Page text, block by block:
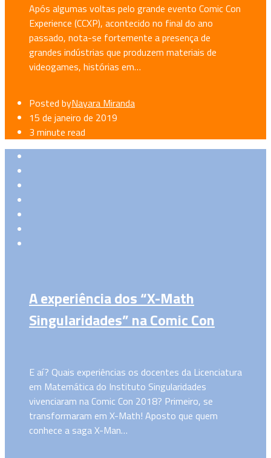
Após algumas voltas pelo grande evento Comic Con
Experience (CCXP), acontecido no final do ano
passado, nota-se fortemente a presença de
grandes indústrias que produzem materiais de
videogames, histórias em…
Posted byNayara Miranda
15 de janeiro de 2019
3 minute read
A experiência dos “X-Math
Singularidades” na Comic Con
E aí? Quais experiências os docentes da Licenciatura
em Matemática do Instituto Singularidades
vivenciaram na Comic Con 2018? Primeiro, se
transformaram em X-Math! Aposto que quem
conhece a saga X-Man…